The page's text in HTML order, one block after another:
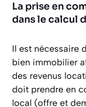
La prise en
dans le calcul
Il est nécessaire
bien immobilier
des revenus
doit prendre en
local (offre et